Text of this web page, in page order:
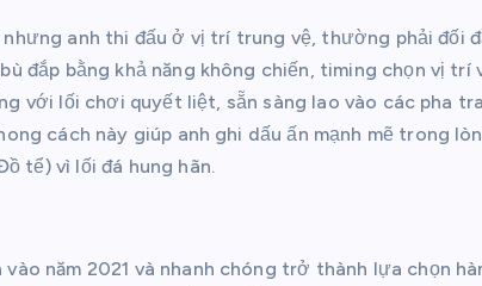
anh thi đấu ở vị trí trung vệ, thường phải đối
đắp bằng khả năng không chiến, timing chọn vị trí
với lối chơi quyết liệt, sẵn sàng lao vào các pha
cách này giúp anh ghi dấu ấn mạnh mẽ trong
tể) vì lối đá hung hãn.
năm 2021 và nhanh chóng trở thành lựa chọn